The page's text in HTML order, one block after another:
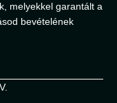
melyekkel garantált a
bevételének